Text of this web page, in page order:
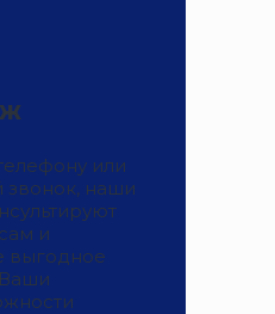
или
звонок, наши
и
выгодное